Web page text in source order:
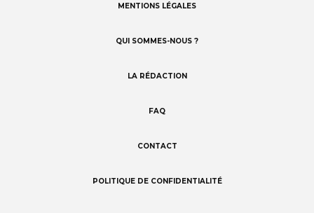
MENTIONS LÉGALES
QUI SOMMES-NOUS ?
LA RÉDACTION
FAQ
CONTACT
POLITIQUE DE CONFIDENTIALITÉ